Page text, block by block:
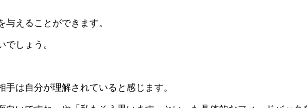
えることができます。
しょう。
は自分が理解されていると感じます。